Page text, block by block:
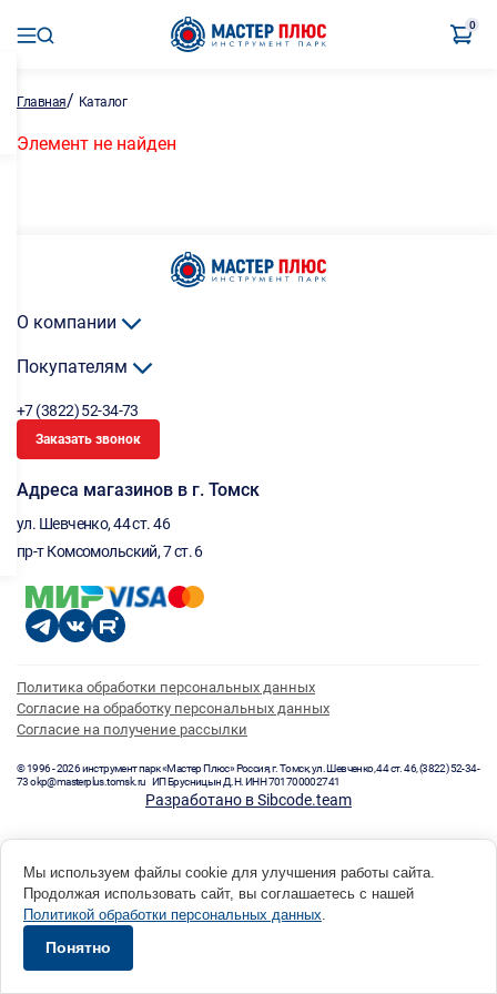
0
Главная/ Каталог
Элемент не найден
О компании
Покупателям
+7 (3822) 52-34-73
Заказать звонок
Адреса магазинов в г. Томск
ул. Шевченко, 44 ст. 46
пр-т Комсомольский, 7 ст. 6
Политика обработки персональных данных
Согласие на обработку персональных данных
Согласие на получение рассылки
© 1996 - 2026 инструмент парк «Мастер Плюс» Россия, г. Томск, ул. Шевченко, 44 ст. 46, (3822) 52-34-
73 okp@masterplus.tomsk.ru ИП Брусницын Д.Н. ИНН 701700002741
Разработано в Sibcode.team
Мы используем файлы cookie для улучшения работы сайта.
Продолжая использовать сайт, вы соглашаетесь с нашей
Политикой обработки персональных данных.
Понятно